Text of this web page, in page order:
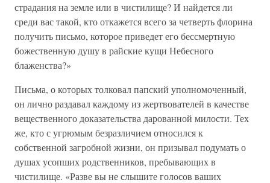
страдания на земле или в чистилище? И найдется ли
среди вас такой, кто откажется всего за четверть флорина
получить письмо, которое приведет его бессмертную
божественную душу в райские кущи Небесного
блаженства?»
Письма, о которых толковал папский уполномоченный,
он лично раздавал каждому из жертвователей в качестве
вещественного доказательства дарованной милости. Тех
же, кто с угрюмым безразличием относился к
собственной загробной жизни, он призывал подумать о
душах усопших родственников, пребывающих в
чистилище. «Разве вы не слышите голосов ваших